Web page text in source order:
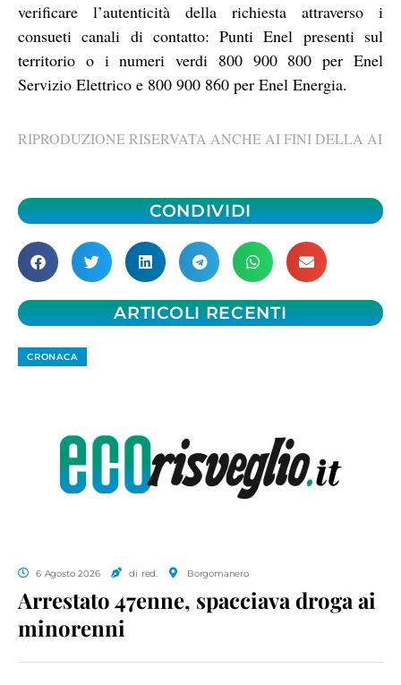
verificare l’autenticità della richiesta attraverso i
consueti canali di contatto: Punti Enel presenti sul
territorio o i numeri verdi 800 900 800 per Enel
Servizio Elettrico e 800 900 860 per Enel Energia.
RIPRODUZIONE RISERVATA ANCHE AI FINI DELLA AI
CONDIVIDI
ARTICOLI RECENTI
CRONACA
6 Agosto 2026 di red. Borgomanero
Arrestato 47enne, spacciava droga ai
minorenni